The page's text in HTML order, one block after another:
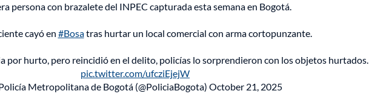
persona con brazalete del INPEC capturada esta semana en Bogotá.
cayó en #Bosatras hurtar un local comercial con arma cortopunzante.
por hurto, pero reincidió en el delito, policías lo sorprendieron con los objetos hurtados.
pic.twitter.com/ufcziEjejW
Metropolitana de Bogotá (@PoliciaBogota) October 21, 2025